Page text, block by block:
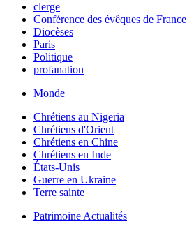
clerge
Conférence des évêques de France
Diocèses
Paris
Politique
profanation
Monde
Chrétiens au Nigeria
Chrétiens d'Orient
Chrétiens en Chine
Chrétiens en Inde
États-Unis
Guerre en Ukraine
Terre sainte
Patrimoine Actualités